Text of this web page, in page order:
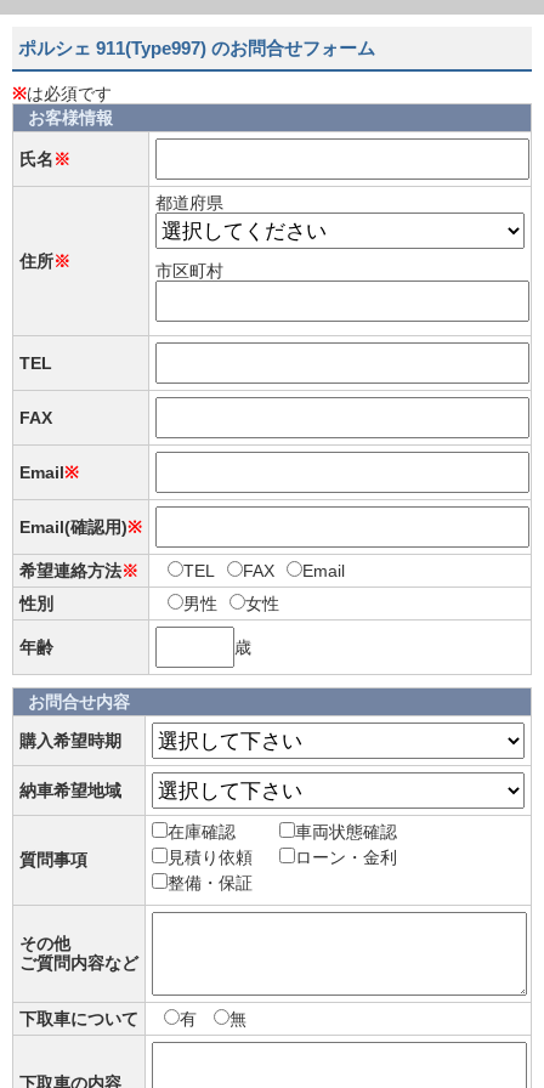
ポルシェ 911(Type997) のお問合せフォーム
※は必須です
お客様情報
氏名※
住所※
都道府県
市区町村
TEL
FAX
Email※
Email(確認用)※
希望連絡方法※ TEL FAX
Email
性別
男性 女性
年齢 歳
お問合せ内容
購入希望時期
納車希望地域
質問事項
在庫確認
車両状態確認
見積り依頼
ローン・金利
整備・保証
その他
ご質問内容など
下取車について 有 無
下取車の内容